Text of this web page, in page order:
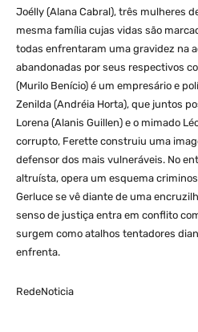
Joélly (Alana Cabral), três mulheres
mesma família cujas vidas são
todas enfrentaram uma gravidez na
abandonadas por seus respectivos
(Murilo Benício) é um empresário e
Zenilda (Andréia Horta), que juntos
Lorena (Alanis Guillen) e o mimado
corrupto, Ferette construiu uma
defensor dos mais vulneráveis. No
altruísta, opera um esquema
Gerluce se vê diante de uma
senso de justiça entra em conflito
surgem como atalhos tentadores
enfrenta.
RedeNoticia